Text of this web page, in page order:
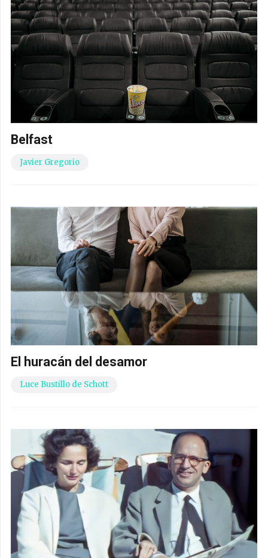
Belfast
Javier Gregorio
El huracán del desamor
Luce Bustillo de Schott